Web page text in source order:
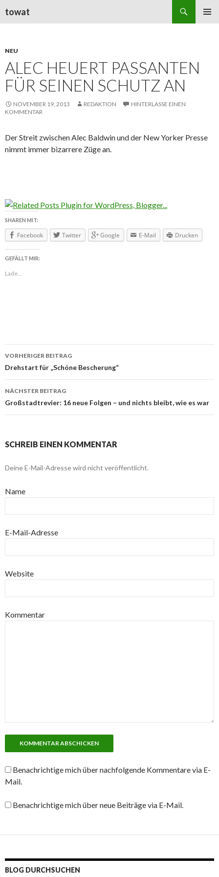
towat
NEU
ALEC HEUERT PASSANTEN
FÜR SEINEN SCHUTZ AN
NOVEMBER 19, 2013 REDAKTION
HINTERLASSE EINEN
KOMMENTAR
Der Streit zwischen Alec Baldwin und der New Yorker Presse
nimmt immer bizarrere Züge an.
SHAREN MIT:
Facebook Twitter Google E-Mail Drucken
GEFÄLLT MIR:
Lade...
Beitragsnavigation
VORHERIGER BEITRAG
Drehstart für „Schöne Bescherung“
NÄCHSTER BEITRAG
Großstadtrevier: 16 neue Folgen – und nichts bleibt, wie es war
SCHREIB EINEN KOMMENTAR
Deine E-Mail-Adresse wird nicht veröffentlicht.
Name
E-Mail-Adresse
Website
Kommentar
Benachrichtige mich über nachfolgende Kommentare via E-
Mail.
Benachrichtige mich über neue Beiträge via E-Mail.
BLOG DURCHSUCHEN